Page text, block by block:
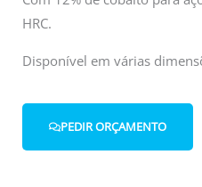
HRC.
Disponível em várias
PEDIR ORÇAMENTO